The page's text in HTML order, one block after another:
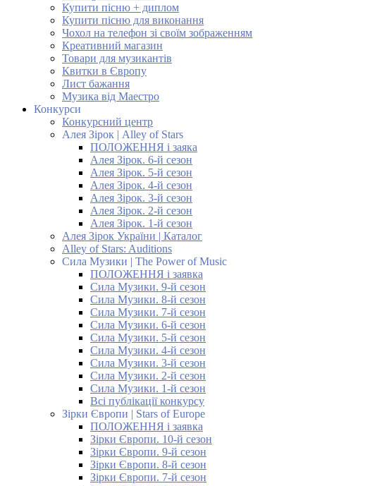
Купити пісню + диплом
Купити пісню для виконання
Чохол на телефон зі своїм зображенням
Креативний магазин
Товари для музикантів
Квитки в Європу
Лист бажання
Музика від Маестро
Конкурси
Конкурсний центр
Алея Зірок | Alley of Stars
ПОЛОЖЕННЯ і заяка
Алея Зірок. 6-й сезон
Алея Зірок. 5-й сезон
Алея Зірок. 4-й сезон
Алея Зірок. 3-й сезон
Алея Зірок. 2-й сезон
Алея Зірок. 1-й сезон
Алея Зірок України | Каталог
Alley of Stars: Auditions
Сила Музики | The Power of Music
ПОЛОЖЕННЯ і заявка
Сила Музики. 9-й сезон
Сила Музики. 8-й сезон
Сила Музики. 7-й сезон
Сила Музики. 6-й сезон
Сила Музики. 5-й сезон
Сила Музики. 4-й сезон
Сила Музики. 3-й сезон
Сила Музики. 2-й сезон
Сила Музики. 1-й сезон
Всі публікації конкурсу
Зірки Європи | Stars of Europe
ПОЛОЖЕННЯ і заявка
Зірки Європи. 10-й сезон
Зірки Європи. 9-й сезон
Зірки Європи. 8-й сезон
Зірки Європи. 7-й сезон